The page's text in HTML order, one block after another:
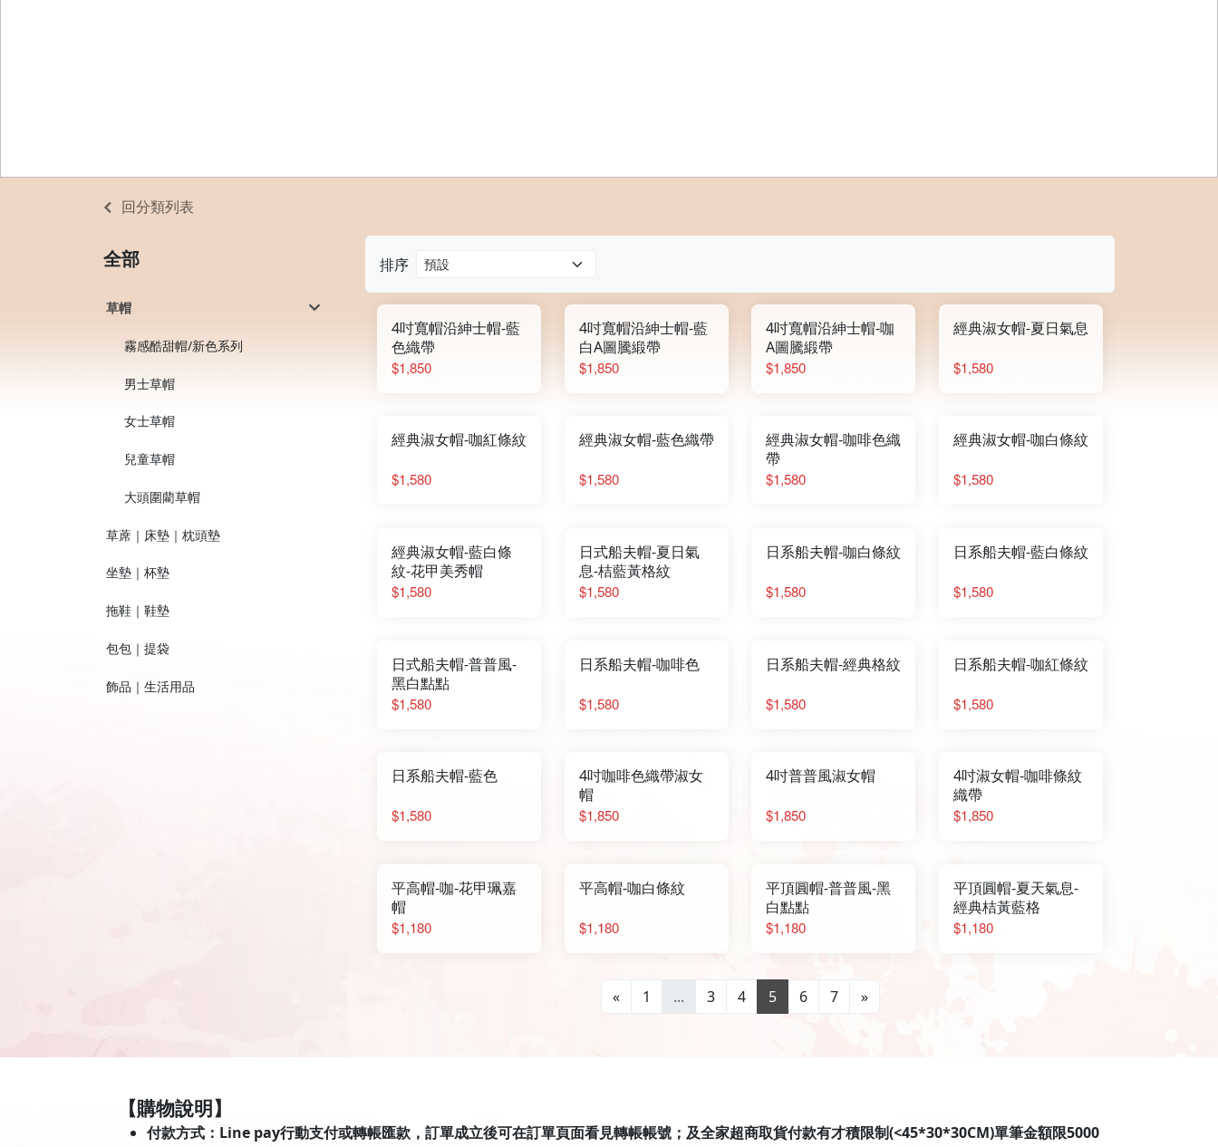
回分類列表
排序
4吋寬帽沿紳士帽-藍
色織帶
$1,850
4吋寬帽沿紳士帽-藍
白A圖騰緞帶
$1,850
4吋寬帽沿紳士帽-咖
A圖騰緞帶
$1,850
經典淑女帽-夏日氣息
$1,580
經典淑女帽-咖紅條紋
$1,580
經典淑女帽-藍色織帶
$1,580
經典淑女帽-咖啡色織
帶
$1,580
經典淑女帽-咖白條紋
$1,580
經典淑女帽-藍白條
紋-花甲美秀帽
$1,580
日式船夫帽-夏日氣
息-桔藍黃格紋
$1,580
日系船夫帽-咖白條紋
$1,580
日系船夫帽-藍白條紋
$1,580
日式船夫帽-普普風-
黑白點點
$1,580
日系船夫帽-咖啡色
$1,580
日系船夫帽-經典格紋
$1,580
日系船夫帽-咖紅條紋
$1,580
日系船夫帽-藍色
$1,580
4吋咖啡色織帶淑女
帽
$1,850
4吋普普風淑女帽
$1,850
4吋淑女帽-咖啡條紋
織帶
$1,850
平高帽-咖-花甲珮嘉
帽
$1,180
平高帽-咖白條紋
$1,180
平頂圓帽-普普風-黑
白點點
$1,180
平頂圓帽-夏天氣息-
經典桔黃藍格
$1,180
« 1 ... 3 4 5 6 7 »
全部
草帽
霧感酷甜帽/新色系列
男士草帽
女士草帽
兒童草帽
大頭圍藺草帽
草蓆｜床墊｜枕頭墊
坐墊｜杯墊
拖鞋｜鞋墊
包包｜提袋
飾品｜生活用品
【購物說明】
付款方式：Line pay行動支付或轉帳匯款，訂單成立後可在訂單頁面看見轉帳帳號；及全家超商取貨付款有才積限制(<45*30*30CM)單筆金額限5000